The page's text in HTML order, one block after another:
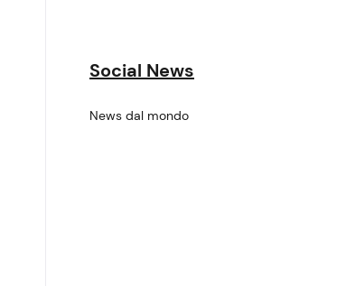
Social News
News dal mondo